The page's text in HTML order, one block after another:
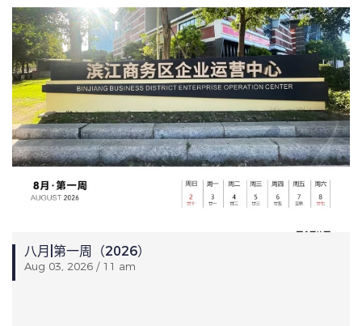
八月|第一周（2026）
Aug 03, 2026 / 11 am